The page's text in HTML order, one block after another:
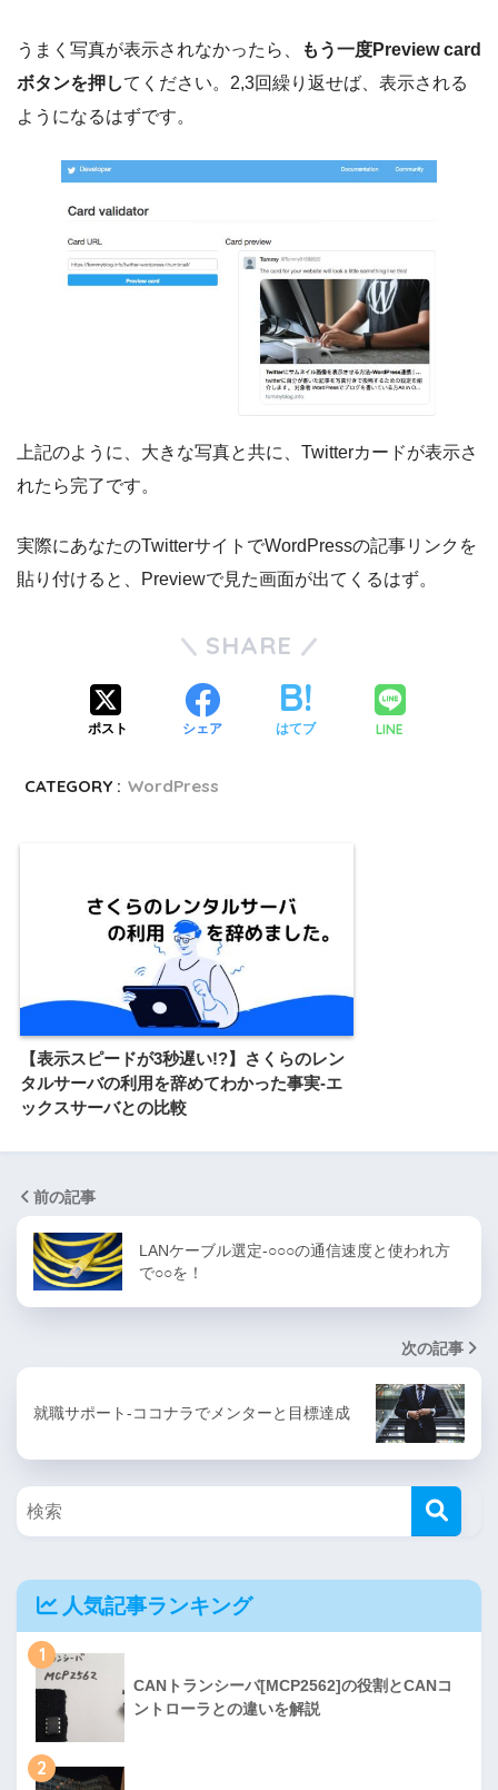
うまく写真が表示されなかったら、
もう一度Preview card
ボタンを押してください。2,3回繰り返せば、表示される
ようになるはずです。
上記のように、大きな写真と共に、Twitterカードが表示さ
れたら完了です。
実際にあなたのTwitterサイトでWordPressの記事リンクを
貼り付けると、Previewで見た画面が出てくるはず。
SHARE
ポスト シェア はてブ LINE
CATEGORY : WordPress
【表示スピードが3秒遅い!?】さくらのレン
タルサーバの利用を辞めてわかった事実-エ
ックスサーバとの比較
前の記事
LANケーブル選定-○○○の通信速度と使われ方
で○○を！
次の記事
就職サポート-ココナラでメンターと目標達成
人気記事ランキング
1
CANトランシーバ[MCP2562]の役割とCANコ
ントローラとの違いを解説
2